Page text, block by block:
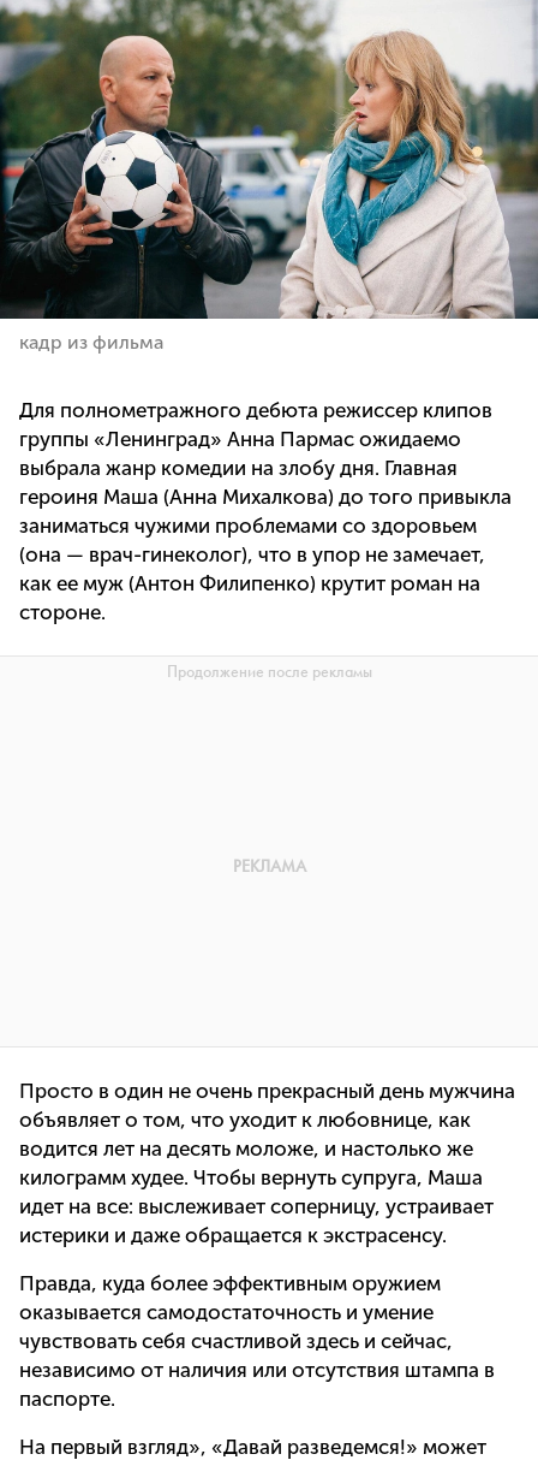
кадр из фильма
Для полнометражного дебюта режиссер клипов
группы «Ленинград» Анна Пармас ожидаемо
выбрала жанр комедии на злобу дня. Главная
героиня Маша (Анна Михалкова) до того привыкла
заниматься чужими проблемами со здоровьем
(она — врач-гинеколог), что в упор не замечает,
как ее муж (Антон Филипенко) крутит роман на
стороне.
Просто в один не очень прекрасный день мужчина
объявляет о том, что уходит к любовнице, как
водится лет на десять моложе, и настолько же
килограмм худее. Чтобы вернуть супруга, Маша
идет на все: выслеживает соперницу, устраивает
истерики и даже обращается к экстрасенсу.
Правда, куда более эффективным оружием
оказывается самодостаточность и умение
чувствовать себя счастливой здесь и сейчас,
независимо от наличия или отсутствия штампа в
паспорте.
На первый взгляд», «Давай разведемся!» может